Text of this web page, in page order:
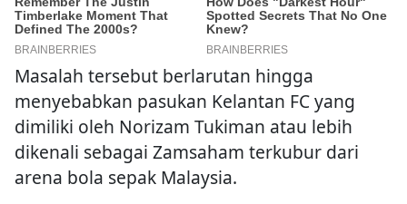
Masalah tersebut berlarutan hingga
menyebabkan pasukan Kelantan FC yang
dimiliki oleh Norizam Tukiman atau lebih
dikenali sebagai Zamsaham terkubur dari
arena bola sepak Malaysia.